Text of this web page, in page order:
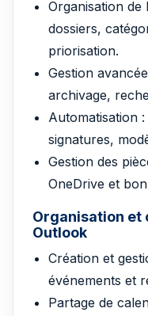
Organisation de
dossiers,
priorisation.
Gestion
archivage,
Automatisation
signatures,
Gestion des
OneDrive et
Organisation et
Outlook
Création et
événements et
Partage de